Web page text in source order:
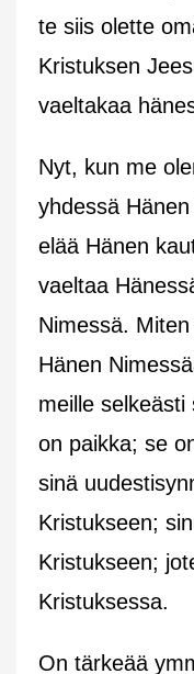
te siis olette
Kristuksen
vaeltakaa
Nyt, kun me
yhdessä
elää Hänen
vaeltaa
Nimessä.
Hänen
meille
on paikka; se
sinä
Kristukseen;
Kristukseen;
Kristuksessa.
On tärkeää